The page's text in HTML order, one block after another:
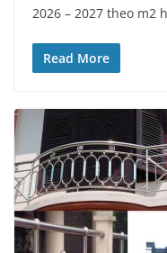
2026 – 2027 theo m2
Read More